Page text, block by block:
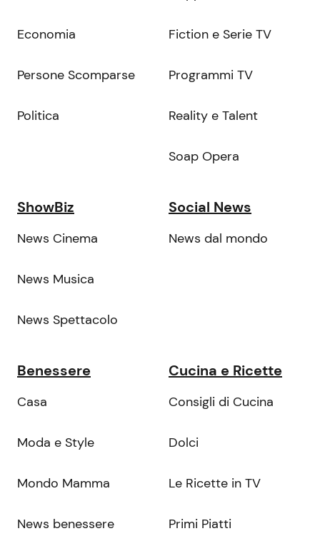
Economia
Persone Scomparse
Politica
Fiction e Serie TV
Programmi TV
Reality e Talent
Soap Opera
ShowBiz
News Cinema
News Musica
News Spettacolo
Social News
News dal mondo
Benessere
Casa
Moda e Style
Mondo Mamma
News benessere
Cucina e Ricette
Consigli di Cucina
Dolci
Le Ricette in TV
Primi Piatti